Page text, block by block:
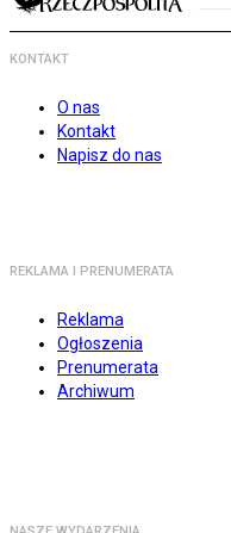
KONTAKT
O nas
Kontakt
Napisz do nas
REKLAMA I PRENUMERATA
Reklama
Ogłoszenia
Prenumerata
Archiwum